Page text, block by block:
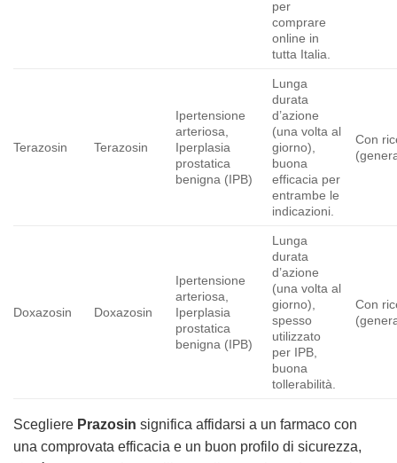
per
comprare
online in
tutta Italia.
Terazosin Terazosin
Ipertensione
arteriosa,
Iperplasia
prostatica
benigna (IPB)
Lunga
durata
d’azione
(una volta al
giorno),
buona
efficacia per
entrambe le
indicazioni.
Con
Doxazosin Doxazosin
Ipertensione
arteriosa,
Iperplasia
prostatica
benigna (IPB)
Lunga
durata
d’azione
(una volta al
giorno),
spesso
utilizzato
per IPB,
buona
tollerabilità.
Con
Scegliere Prazosin significa affidarsi a un farmaco con
una comprovata efficacia e un buon profilo di sicurezza,